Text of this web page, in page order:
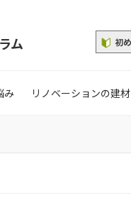
ム
み リノベーションの建材